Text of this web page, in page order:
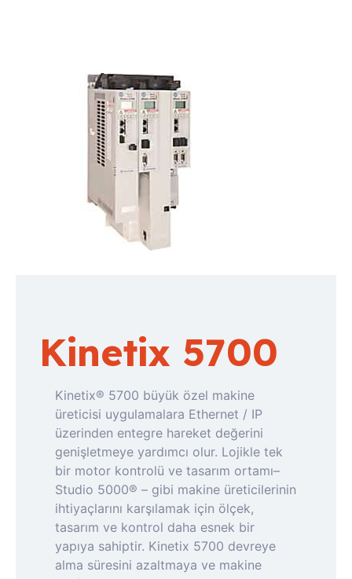
Kinetix 5700
Kinetix® 5700 büyük özel makine
üreticisi uygulamalara Ethernet / IP
üzerinden entegre hareket değerini
genişletmeye yardımcı olur. Lojikle tek
bir motor kontrolü ve tasarım ortamı–
Studio 5000® – gibi makine üreticilerinin
ihtiyaçlarını karşılamak için ölçek,
tasarım ve kontrol daha esnek bir
yapıya sahiptir. Kinetix 5700 devreye
alma süresini azaltmaya ve makine